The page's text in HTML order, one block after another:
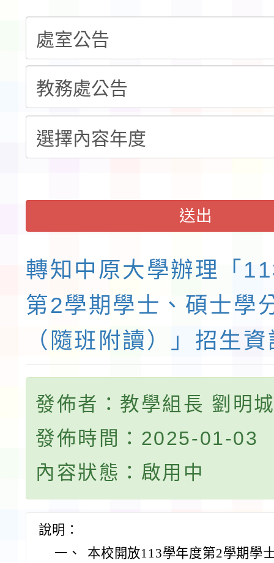
程安排一案
「桃園市補助參觀特色
展演活動實施計畫」
請一案
社團法人中華民國畫廊
026 ART TAIPEI臺北
會」之「藝術教育日」
送出
轉知中原大學辦理「
第2學期學士、碩士學
（隨班附讀）」招生
發佈者：教學組長 劉明
發佈時間：2025-01-03
內容狀態：啟用中
說明：
一、
本校開放113學年度第2學期學